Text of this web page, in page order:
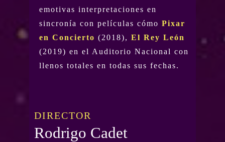
emotivas interpretaciones en
sincronía con películas cómoPixar
en Concierto (2018),El Rey León
(2019) en el Auditorio Nacional con
llenos totales en todas sus fechas.
DIRECTOR
Rodrigo Cadet